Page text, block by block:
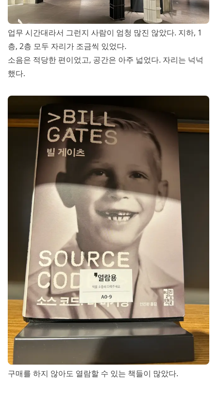
업무 시간대라서 그런지 사람이 엄청 많진 않았다. 지하, 1
층, 2층 모두 자리가 조금씩 있었다.
소음은 적당한 편이었고, 공간은 아주 넓었다. 자리는 넉넉
했다.
구매를 하지 않아도 열람할 수 있는 책들이 많았다.